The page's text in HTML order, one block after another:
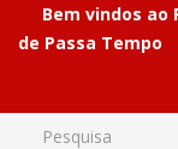
Bem vindos
de Passa Tempo
Pesquisa